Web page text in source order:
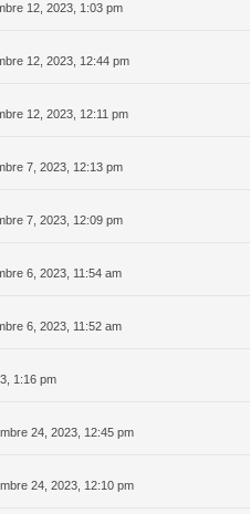
12, 2023, 1:03 pm
12, 2023, 12:44 pm
12, 2023, 12:11 pm
7, 2023, 12:13 pm
7, 2023, 12:09 pm
6, 2023, 11:54 am
6, 2023, 11:52 am
1:16 pm
24, 2023, 12:45 pm
24, 2023, 12:10 pm